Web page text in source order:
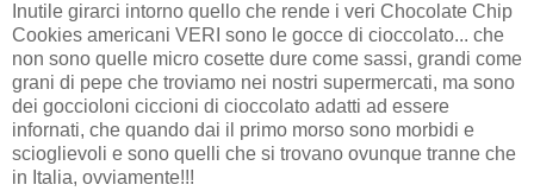
Inutile girarci intorno quello che rende i veri Chocolate Chip
Cookies americani VERI sono le gocce di cioccolato... che
non sono quelle micro cosette dure come sassi, grandi come
grani di pepe che troviamo nei nostri supermercati, ma sono
dei goccioloni ciccioni di cioccolato adatti ad essere
infornati, che quando dai il primo morso sono morbidi e
scioglievoli e sono quelli che si trovano ovunque tranne che
in Italia, ovviamente!!!